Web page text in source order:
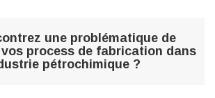
une problématique de
process de fabrication dans
pétrochimique ?